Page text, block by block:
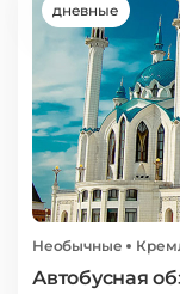
дневные
Необычные
Автобусная